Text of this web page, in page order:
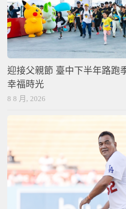
迎接父親節 臺中下半年路跑
幸福時光
8 8 月, 2026